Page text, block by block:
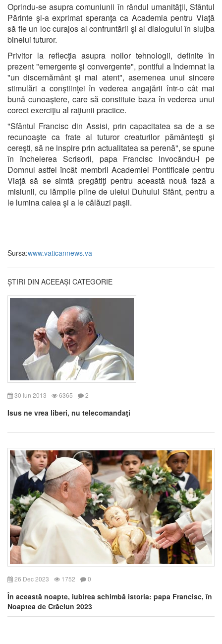
Oprindu-se asupra comuniunii în rândul umanităţii, Sfântul
Părinte şi-a exprimat speranţa ca Academia pentru Viaţă
să fie un loc curajos al confruntării şi al dialogului în slujba
binelui tuturor.
Privitor la reflecţia asupra noilor tehnologii, definite în
prezent "emergente şi convergente", pontiful a îndemnat la
"un discernământ şi mai atent", asemenea unui sincere
stimulări a conştiinţei în vederea angajării într-o cât mai
bună cunoaştere, care să constituie baza în vederea unui
corect exerciţiu al raţiunii practice.
"Sfântul Francisc din Assisi, prin capacitatea sa de a se
recunoaşte ca frate al tuturor creaturilor pământeşti şi
cereşti, să ne inspire prin actualitatea sa perenă", se spune
în încheierea Scrisorii, papa Francisc invocându-l pe
Domnul astfel încât membrii Academiei Pontificale pentru
Viaţă să se simtă pregătiţi pentru această nouă fază a
misiunii, cu lămpile pline de uleiul Duhului Sfânt, pentru a
le lumina calea şi a le călăuzi paşii.
Sursa:www.vaticannews.va
ȘTIRI DIN ACEEAȘI CATEGORIE
30 Iun 2013 6365 2
Isus ne vrea liberi, nu telecomandaţi
26 Dec 2023 1752 0
În această noapte, iubirea schimbă istoria: papa Francisc, în
Noaptea de Crăciun 2023